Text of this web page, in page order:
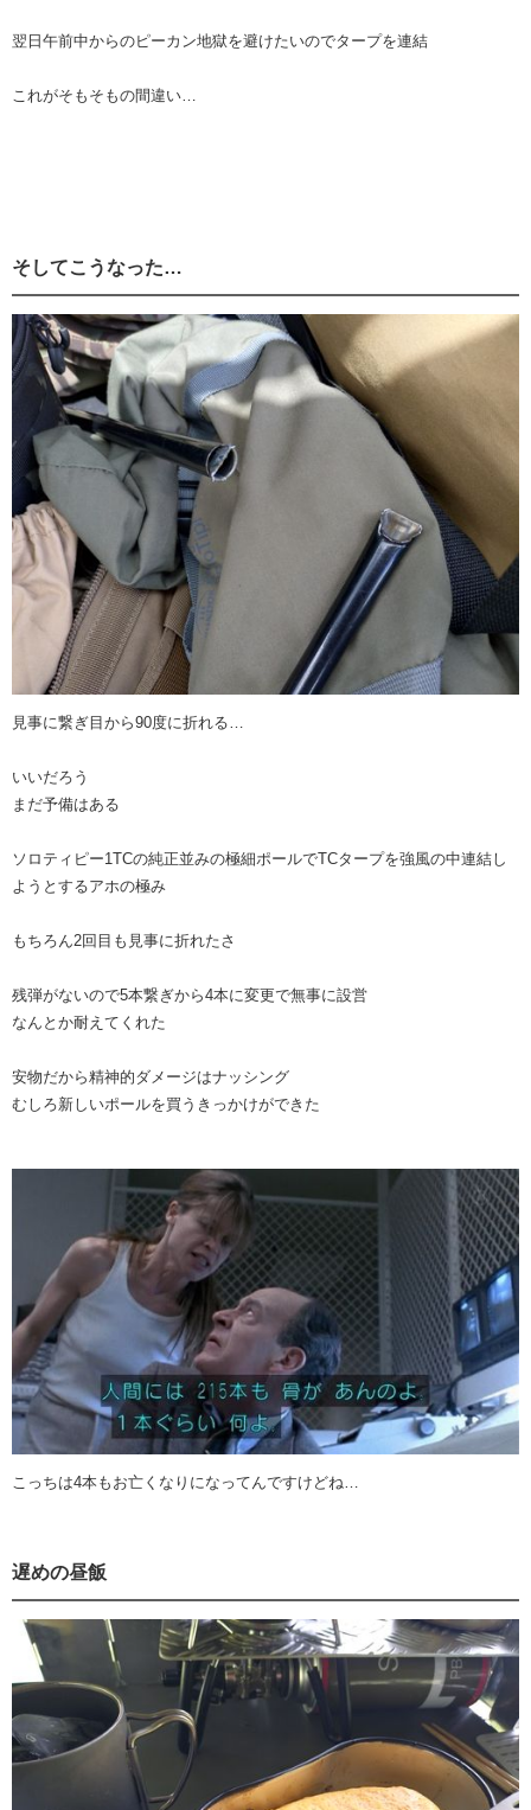
翌日午前中からのピーカン地獄を避けたいのでタープを連結
これがそもそもの間違い…
そしてこうなった…
見事に繋ぎ目から90度に折れる…
いいだろう
まだ予備はある
ソロティピー1TCの純正並みの極細ポールでTCタープを強風の中連結し
ようとするアホの極み
もちろん2回目も見事に折れたさ
残弾がないので5本繋ぎから4本に変更で無事に設営
なんとか耐えてくれた
安物だから精神的ダメージはナッシング
むしろ新しいポールを買うきっかけができた
こっちは4本もお亡くなりになってんですけどね…
遅めの昼飯